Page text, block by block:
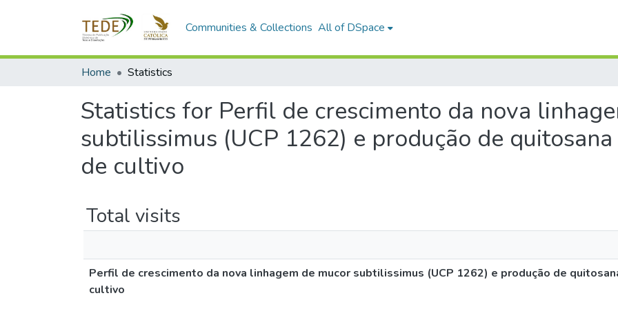
Communities & Collections All of DSpace
Home Statistics
Statistics for Perfil de crescimento da nova
subtilissimus (UCP 1262) e produção de
de cultivo
Total visits
Perfil de crescimento da nova linhagem de mucor subtilissimus (UCP 1262) e produção de
cultivo